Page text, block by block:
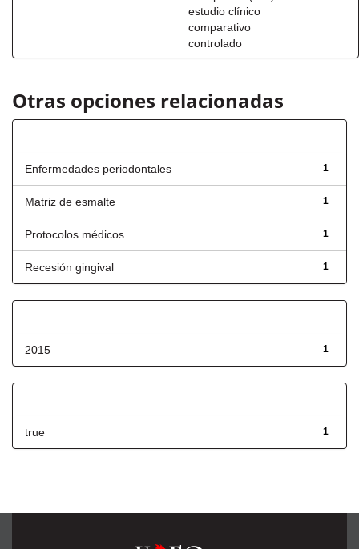
estudio clínico
comparativo
controlado
Otras opciones relacionadas
1
Enfermedades periodontales
1
Matriz de esmalte
1
Protocolos médicos
1
Recesión gingival
1
2015
1
true